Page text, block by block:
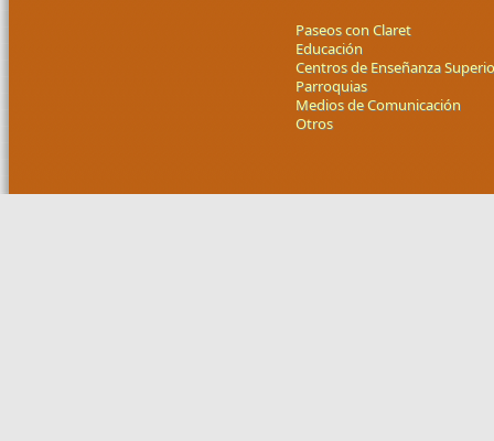
Paseos con Claret
Educación
Centros de Enseñanza
Parroquias
Medios de Comunicación
Otros